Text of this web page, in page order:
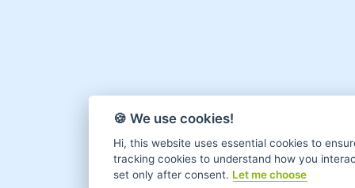
🍪 We use cookies!
Hi, this website uses essential cookies to
tracking cookies to understand how you
set only after consent. Let me choose